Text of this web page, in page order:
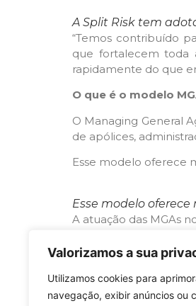
Valorizamos a sua
Utilizamos cookies para
navegação, exibir anúncios ou
A Split Risk tem
“Temos contribuído
que fortalecem toda
rapidamente do que
O que é o modelo
O Managing General
de apólices,
Esse modelo oferece
Esse modelo
A atuação das MGAs
Segundo a norma,
poderes de
Divulgado por:
Portal ,Insurtalks,